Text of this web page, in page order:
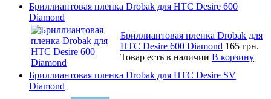
Бриллиантовая пленка Drobak для HTC Desire 600
Diamond
Бриллиантовая пленка Drobak для
HTC Desire 600 Diamond 165 грн.
Товар есть в наличии В корзину
Бриллиантовая пленка Drobak для HTC Desire SV
Diamond